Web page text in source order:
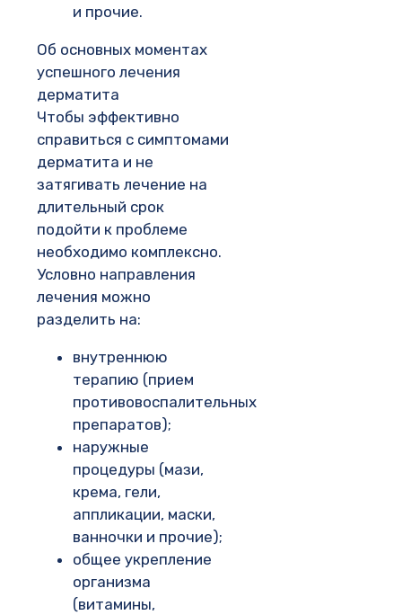
и прочие.
Об основных моментах
успешного лечения
дерматита
Чтобы эффективно
справиться с симптомами
дерматита и не
затягивать лечение на
длительный срок
подойти к проблеме
необходимо комплексно.
Условно направления
лечения можно
разделить на:
внутреннюю
терапию (прием
противовоспалительных
препаратов);
наружные
процедуры (мази,
крема, гели,
аппликации, маски,
ванночки и прочие);
общее укрепление
организма
(витамины,